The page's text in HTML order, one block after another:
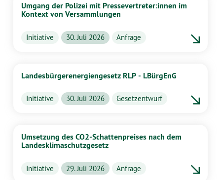
Umgang der Polizei mit Pressevertreter:innen im
Kontext von Versammlungen
Initiative 30. Juli 2026 Anfrage
Landesbürgerenergiengesetz RLP - LBürgEnG
Initiative 30. Juli 2026 Gesetzentwurf
Umsetzung des CO2-Schattenpreises nach dem
Landesklimaschutzgesetz
Initiative 29. Juli 2026 Anfrage